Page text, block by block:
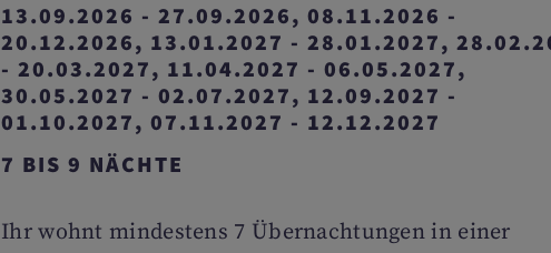
13.09.2026 - 27.09.2026, 08.11.2026 -
20.12.2026, 13.01.2027 - 28.01.2027,
- 20.03.2027, 11.04.2027 - 06.05.2027,
30.05.2027 - 02.07.2027, 12.09.2027 -
01.10.2027, 07.11.2027 - 12.12.2027
7 BIS 9 NÄCHTE
Ihr wohnt mindestens 7 Übernachtungen in einer